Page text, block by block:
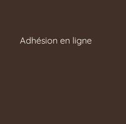
Adhésion en ligne